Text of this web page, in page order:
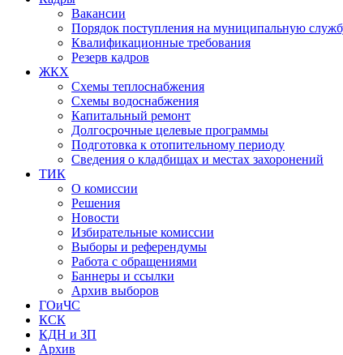
Вакансии
Порядок поступления на муниципальную
Квалификационные требования
Резерв кадров
ЖКХ
Схемы теплоснабжения
Схемы водоснабжения
Капитальный ремонт
Долгосрочные целевые программы
Подготовка к отопительному периоду
Сведения о кладбищах и местах захоронений
ТИК
О комиссии
Решения
Новости
Избирательные комиссии
Выборы и референдумы
Работа с обращениями
Баннеры и ссылки
Архив выборов
ГОиЧС
КСК
КДН и ЗП
Архив